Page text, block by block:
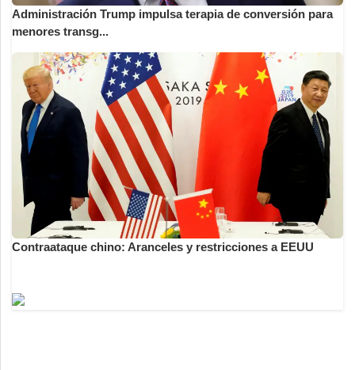
Administración Trump impulsa terapia de conversión para
menores transg...
Contraataque chino: Aranceles y restricciones a EEUU